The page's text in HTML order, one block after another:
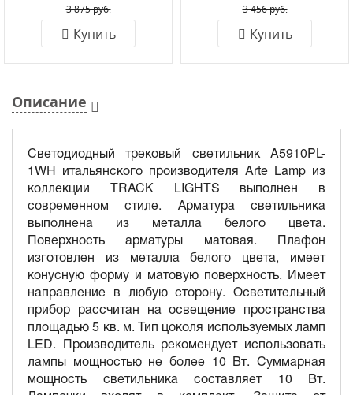
3 875 руб.
Купить
3 456 руб.
Купить
Описание
Светодиодный трековый светильник A5910PL-
1WH итальянского производителя Arte Lamp из
коллекции TRACK LIGHTS выполнен в
современном стиле. Арматура светильника
выполнена из металла белого цвета.
Поверхность арматуры матовая. Плафон
изготовлен из металла белого цвета, имеет
конусную форму и матовую поверхность. Имеет
направление в любую сторону. Осветительный
прибор рассчитан на освещение пространства
площадью 5 кв. м. Тип цоколя используемых ламп
LED. Производитель рекомендует использовать
лампы мощностью не более 10 Вт. Суммарная
мощность светильника составляет 10 Вт.